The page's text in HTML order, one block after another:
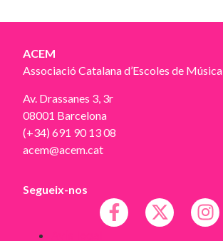
ACEM
Associació Catalana d’Escoles de Música
Av. Drassanes 3, 3r
08001 Barcelona
(+34) 691 90 13 08
acem@acem.cat
Segueix-nos